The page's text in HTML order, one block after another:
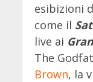
esibizioni
come il
live ai
The
Brown, la